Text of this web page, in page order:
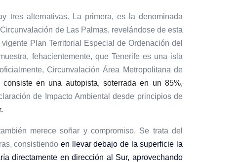
tres alternativas. La primera, es la denominada
de Las Palmas, revelándose de esta
Plan Territorial Especial de Ordenación del
fehacientemente, que Tenerife es una isla
Circunvalación Área Metropolitana de
consiste en una autopista, soterrada en un 85%,
de Impacto Ambiental desde principios de
merece soñar y compromiso. Se trata del
consistiendo en llevar debajo de la superficie la
directamente en dirección al Sur, aprovechando